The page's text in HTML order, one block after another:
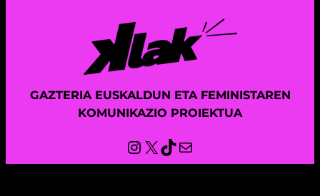
GAZTERIA EUSKALDUN ETA FEMINISTAREN
KOMUNIKAZIO PROIEKTUA
Instagram
X TikTok
Mail